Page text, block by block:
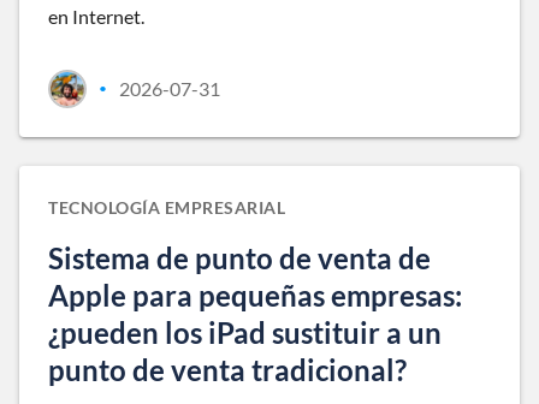
en Internet.
• 2026-07-31
TECNOLOGÍA EMPRESARIAL
Sistema de punto de venta de
Apple para pequeñas empresas:
¿pueden los iPad sustituir a un
punto de venta tradicional?